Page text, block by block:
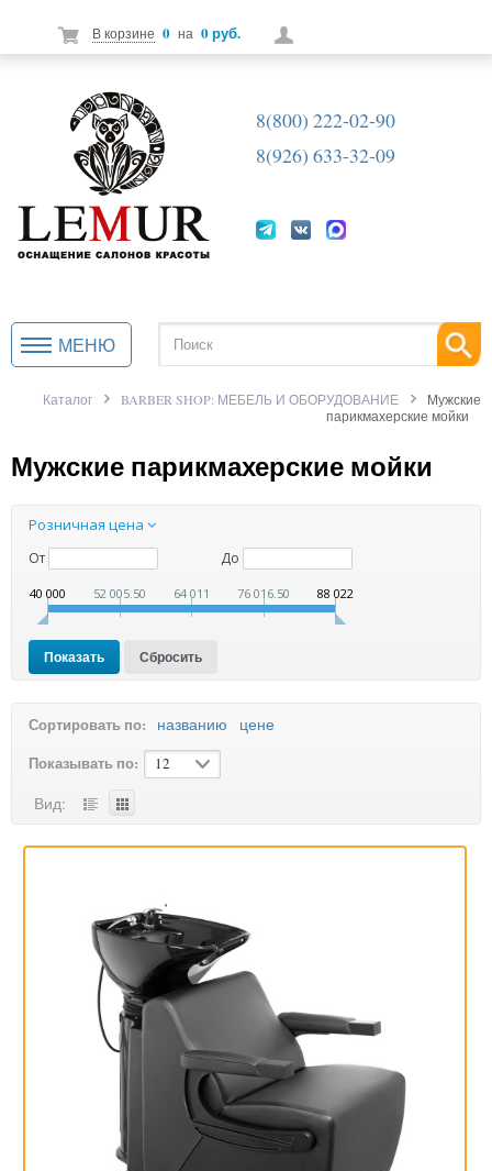
В корзине 0 на 0 руб.
8(800) 222-02-90
8(926) 633-32-09
МЕНЮ
Каталог BARBER SHOP: МЕБЕЛЬ И ОБОРУДОВАНИЕ
Мужские
парикмахерские мойки
Мужские парикмахерские мойки
Розничная цена
От До
40 000 52 005.50 64 011 76 016.50 88 022
Сортировать по: названию
цене
Показывать по:
12
Вид: